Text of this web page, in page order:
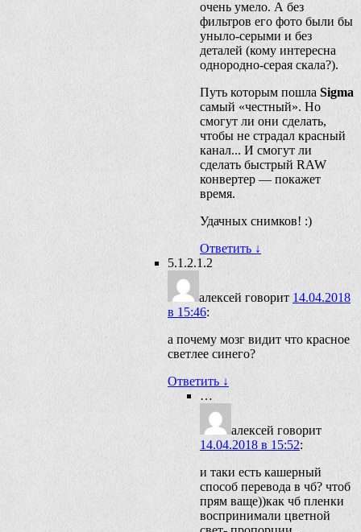
очень умело. А без
фильтров его фото были бы
уныло-серыми и без
деталей (кому интересна
однородно-серая скала?).
Путь которым пошла Sigma
самый «честный». Но
смогут ли они сделать,
чтобы не страдал красный
канал... И смогут ли
сделать быстрый RAW
конвертер — покажет
время.
Удачных снимков! :)
Ответить ↓
5.1.2.1.2
алексей говорит 14.04.2018
в 15:46:
а почему мозг видит что красное
светлее синего?
Ответить ↓
…
алексей говорит
14.04.2018 в 15:52:
и таки есть кашерный
способ перевода в чб? чтоб
прям ваще))как чб пленки
воспринимали цветной